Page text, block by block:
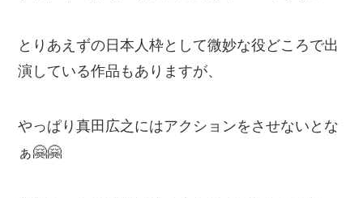
とりあえずの日本人枠として微妙な役どころで出
演している作品もありますが、
やっぱり真田広之にはアクションをさせないとな
ぁ🤗🤗